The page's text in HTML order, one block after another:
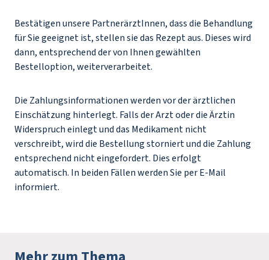
Bestätigen unsere PartnerärztInnen, dass die Behandlung
für Sie geeignet ist, stellen sie das Rezept aus. Dieses wird
dann, entsprechend der von Ihnen gewählten
Bestelloption, weiterverarbeitet.
Die Zahlungsinformationen werden vor der ärztlichen
Einschätzung hinterlegt. Falls der Arzt oder die Ärztin
Widerspruch einlegt und das Medikament nicht
verschreibt, wird die Bestellung storniert und die Zahlung
entsprechend nicht eingefordert. Dies erfolgt
automatisch. In beiden Fällen werden Sie per E-Mail
informiert.